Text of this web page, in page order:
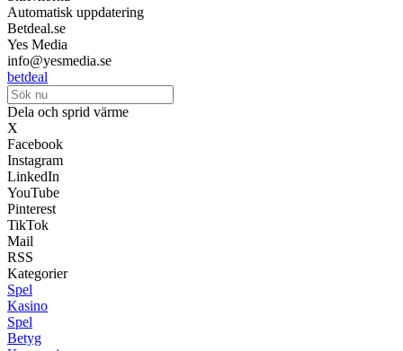
Automatisk uppdatering
Betdeal.se
Yes Media
info@yesmedia.se
betdeal
Dela och sprid värme
X
Facebook
Instagram
LinkedIn
YouTube
Pinterest
TikTok
Mail
RSS
Kategorier
Spel
Kasino
Spel
Betyg